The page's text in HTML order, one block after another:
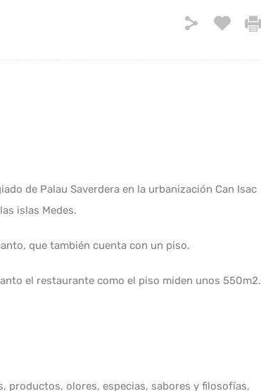
de Palau Saverdera en la urbanización Can Isac
islas Medes.
que también cuenta con un piso.
el restaurante como el piso miden unos 550m2.
productos, olores, especias, sabores y filosofías,